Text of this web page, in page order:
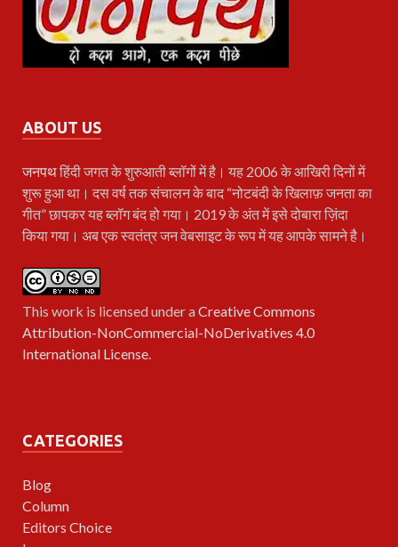
ABOUT US
जनपथहिंदी जगत के शुरुआती ब्लॉगों में है। यह 2006 के आखिरी दिनों में
शुरू हुआ था। दस वर्ष तक संचालन के बाद “नोटबंदी के खिलाफ़ जनता का
गीत” छापकर यह ब्लॉग बंद हो गया। 2019 के अंत में इसे दोबारा ज़िंदा
किया गया। अब एक स्वतंत्र जन वेबसाइट के रूप में यह आपके सामने है।
This work is licensed under aCreative Commons
Attribution-NonCommercial-NoDerivatives 4.0
International License.
CATEGORIES
Blog
Column
Editors Choice